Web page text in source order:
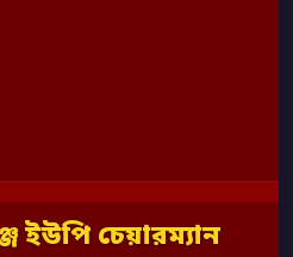
ইউপি চেয়ারম্যান